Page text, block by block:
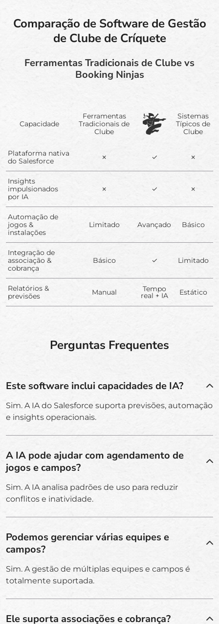
Comparação de Software de Gestão
de Clube de Críquete
Ferramentas Tradicionais de Clube vs
Booking Ninjas
Capacidade
Ferramentas
Tradicionais de
Clube
Sistemas
Típicos de
Clube
Plataforma nativa
do Salesforce
✗ ✓ ✗
Insights
impulsionados
por IA
✗ ✓ ✗
Automação de
jogos &
instalações
Limitado Avançado Básico
Integração de
associação &
cobrança
Básico ✓ Limitado
Relatórios &
previsões
Manual Tempo
real + IA Estático
Perguntas Frequentes
Este software inclui capacidades de IA?
Sim. A IA do Salesforce suporta previsões, automação
e insights operacionais.
A IA pode ajudar com agendamento de
jogos e campos?
Sim. A IA analisa padrões de uso para reduzir
conflitos e inatividade.
Podemos gerenciar várias equipes e
campos?
Sim. A gestão de múltiplas equipes e campos é
totalmente suportada.
Ele suporta associações e cobrança?